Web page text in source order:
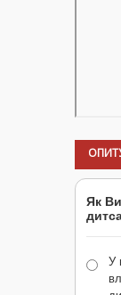
Як
У